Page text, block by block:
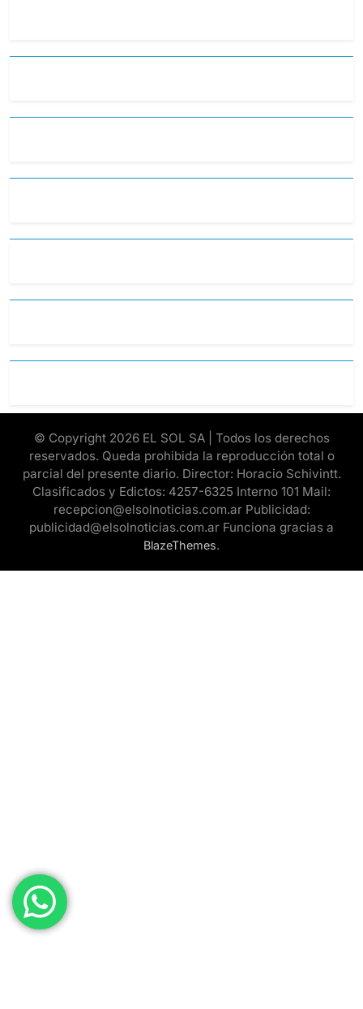
© Copyright 2026 EL SOL SA | Todos los derechos
reservados. Queda prohibida la reproducción total o
parcial del presente diario. Director: Horacio Schivintt.
Clasificados y Edictos: 4257-6325 Interno 101 Mail:
recepcion@elsolnoticias.com.ar Publicidad:
publicidad@elsolnoticias.com.ar Funciona gracias a
BlazeThemes.